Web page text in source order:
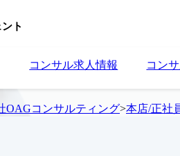
ト
コンサル求人情報 コン
OAGコンサルティング>本店/正社